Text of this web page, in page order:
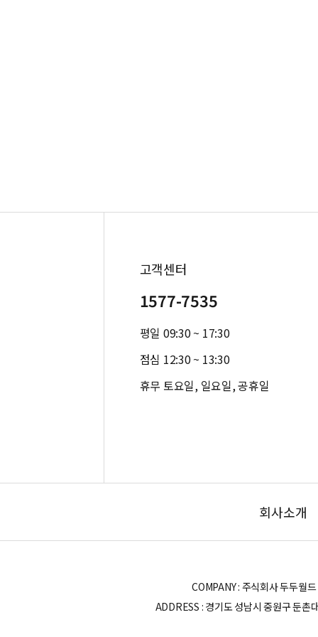
고객센터
1577-7535
평일 09:30 ~ 17:30
점심 12:30 ~ 13:30
휴무 토요일, 일요일, 공휴일
회사소개
COMPANY : 주식회사 두두
ADDRESS : 경기도 성남시 중원구 둔